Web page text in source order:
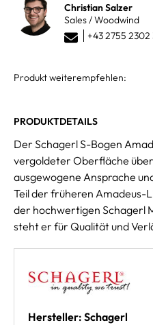
Christian Salzer
Sales / Woodwind
+43 2755 2302
Produkt weiterempfehlen:
PRODUKTDETAILS
Der Schagerl S-Bogen
vergoldeter Oberfläche
ausgewogene Ansprache
Teil der früheren Amadeus-
der hochwertigen Schagerl
steht er für Qualität und
Hersteller: Schagerl